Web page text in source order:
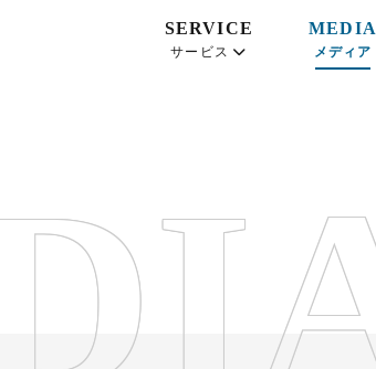
SERVICE
サービス
MEDIA
メディア